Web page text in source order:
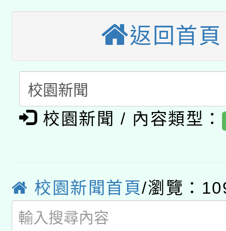
招)
本館辦理115年度閱讀
暨閱讀推動專業研習
科技賦能─人工智慧
礎課程
A3數位素養講師名單
「數位內容與教學軟體
pilot」
有關大陸委員會函釋公
轉知經濟部水利署委託
用水績優單位及節水達
動」
桃園市孔廟祈福系列
開 智慧啟航」
2026年桃園地景藝術
返回首頁
校園新聞 / 內容類型：
校園新聞首頁/瀏覽：